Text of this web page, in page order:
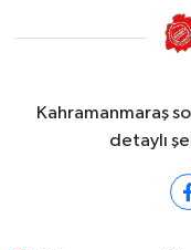
Kahramanmaraş
detaylı